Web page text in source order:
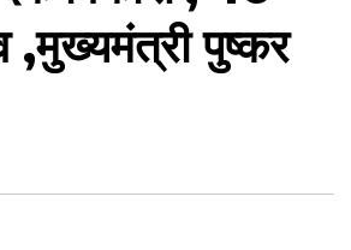
,मुख्यमंत्री पुष्कर